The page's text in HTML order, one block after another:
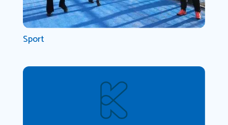
Sport